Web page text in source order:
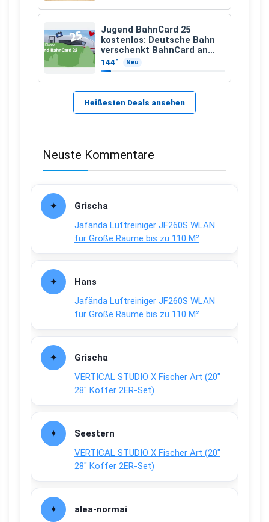
Jugend BahnCard 25
kostenlos: Deutsche Bahn
verschenkt BahnCard an
Kinder und Jugendliche
144° Neu
Heißesten Deals ansehen
Neuste Kommentare
Grischa
Jafända Luftreiniger JF260S WLAN
für Große Räume bis zu 110 M²
Hans
Jafända Luftreiniger JF260S WLAN
für Große Räume bis zu 110 M²
Grischa
VERTICAL STUDIO X Fischer Art (20″
28″ Koffer 2ER-Set)
Seestern
VERTICAL STUDIO X Fischer Art (20″
28″ Koffer 2ER-Set)
alea-normai